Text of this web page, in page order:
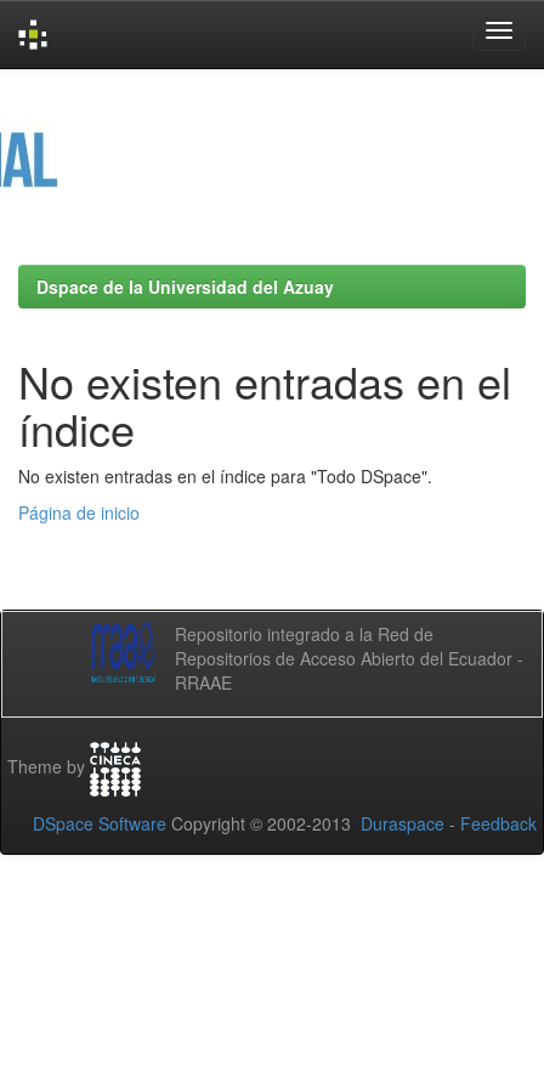
Dspace de la Universidad del Azuay
No existen entradas en el
índice
No existen entradas en el índice para "Todo DSpace".
Página de inicio
Repositorio integrado a la Red de
Repositorios de Acceso Abierto del Ecuador -
RRAAE
Theme by
DSpace Software Copyright © 2002-2013 Duraspace - Feedback